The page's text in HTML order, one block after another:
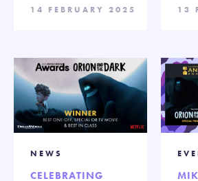
14 FEBRUARY 2025 13
NEWS
CELEBRATING